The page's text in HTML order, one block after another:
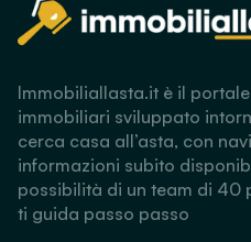
Immobiliallasta.it è il
immobiliari sviluppato
cerca casa all’asta, con
informazioni subito
possibilità di un team di 40
ti guida passo passo